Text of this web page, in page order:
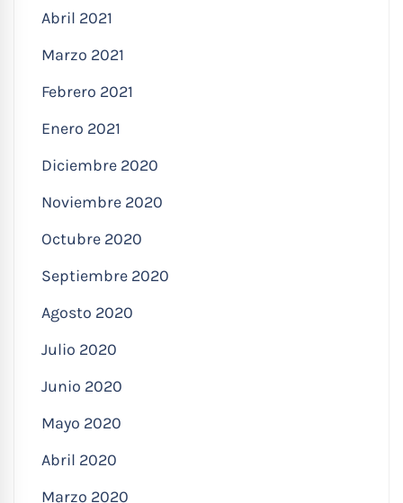
Abril 2021
Marzo 2021
Febrero 2021
Enero 2021
Diciembre 2020
Noviembre 2020
Octubre 2020
Septiembre 2020
Agosto 2020
Julio 2020
Junio 2020
Mayo 2020
Abril 2020
Marzo 2020